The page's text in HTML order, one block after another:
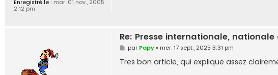
Enregistré le : mar. 01 nov., 2005
2:12 pm
Re: Presse internationale,
M
e
s
s
par Papy» mer. 17 sept., 2025 3:31 pm
Tres bon article, qui explique assez